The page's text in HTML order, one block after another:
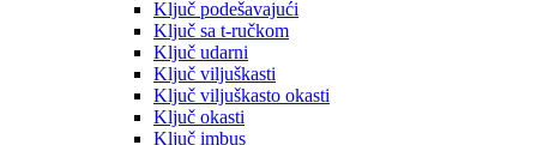
Ključ podešavajući
Ključ sa t-ručkom
Ključ udarni
Ključ viljuškasti
Ključ viljuškasto okasti
Ključ okasti
Ključ imbus